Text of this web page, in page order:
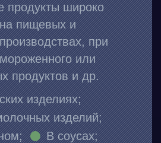
продукты широко
пищевых и
при
или
продуктов и др.
изделиях;
изделий;
В соусах;